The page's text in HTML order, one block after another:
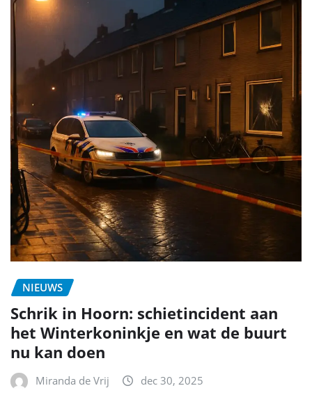
NIEUWS
Schrik in Hoorn: schietincident aan
het Winterkoninkje en wat de buurt
nu kan doen
Miranda de Vrij dec 30, 2025